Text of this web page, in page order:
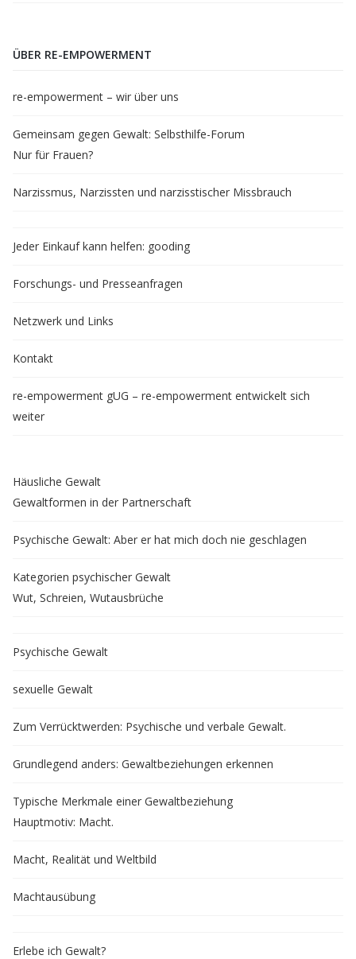
ÜBER RE-EMPOWERMENT
re-empowerment – wir über uns
Gemeinsam gegen Gewalt: Selbsthilfe-Forum
Nur für Frauen?
Narzissmus, Narzissten und narzisstischer Missbrauch
Jeder Einkauf kann helfen: gooding
Forschungs- und Presseanfragen
Netzwerk und Links
Kontakt
re-empowerment gUG – re-empowerment entwickelt sich
weiter
Häusliche Gewalt
Gewaltformen in der Partnerschaft
Psychische Gewalt: Aber er hat mich doch nie geschlagen
Kategorien psychischer Gewalt
Wut, Schreien, Wutausbrüche
Psychische Gewalt
sexuelle Gewalt
Zum Verrücktwerden: Psychische und verbale Gewalt.
Grundlegend anders: Gewaltbeziehungen erkennen
Typische Merkmale einer Gewaltbeziehung
Hauptmotiv: Macht.
Macht, Realität und Weltbild
Machtausübung
Erlebe ich Gewalt?